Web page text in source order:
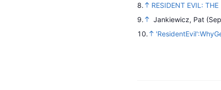
8.
RESIDENT EVIL:
9.
Jankiewicz, Pat
10.